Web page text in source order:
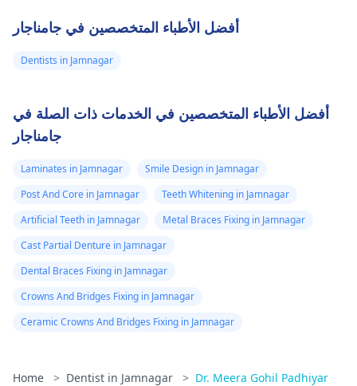
أفضل الأطباء المتخصصين في جامناجار
Dentists in Jamnagar
أفضل الأطباء المتخصصين في الخدمات ذات الصلة في
جامناجار
Laminates in Jamnagar
Smile Design in Jamnagar
Post And Core in Jamnagar
Teeth Whitening in Jamnagar
Artificial Teeth in Jamnagar
Metal Braces Fixing in Jamnagar
Cast Partial Denture in Jamnagar
Dental Braces Fixing in Jamnagar
Crowns And Bridges Fixing in Jamnagar
Ceramic Crowns And Bridges Fixing in Jamnagar
Home > Dentist in Jamnagar > Dr. Meera Gohil Padhiyar